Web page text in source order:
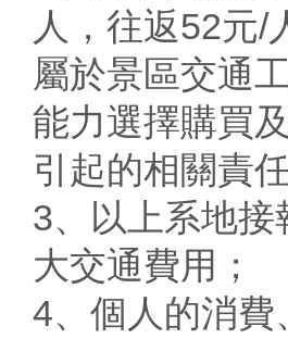
人，往返52元/
屬於景區交通
能力選擇購買
引起的相關責任
3、以上系地
大交通費用；
4、個人的消